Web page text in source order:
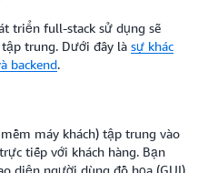
triển full-stack sử dụng sẽ
trung. Dưới đây là sự khác
backend.
máy khách) tập trung vào
tiếp với khách hàng. Bạn
diện người dùng đồ họa (GUI)